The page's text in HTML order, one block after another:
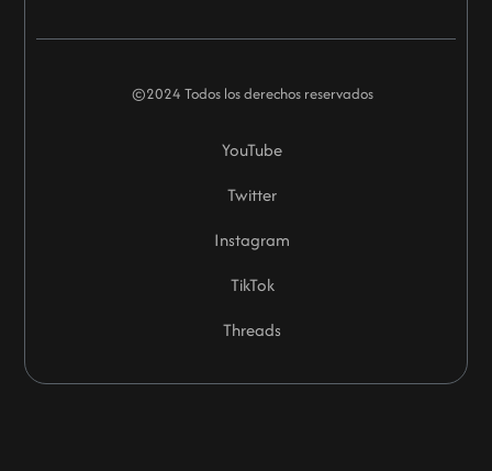
©2024 Todos los derechos reservados
YouTube
Twitter
Instagram
TikTok
Threads